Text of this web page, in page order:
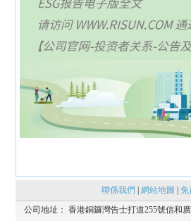
聯係我們 網站地圖
免
公司地址： 香港銅鑼灣告士打道255號信和